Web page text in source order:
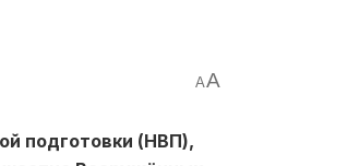
AA
подготовки (НВП),